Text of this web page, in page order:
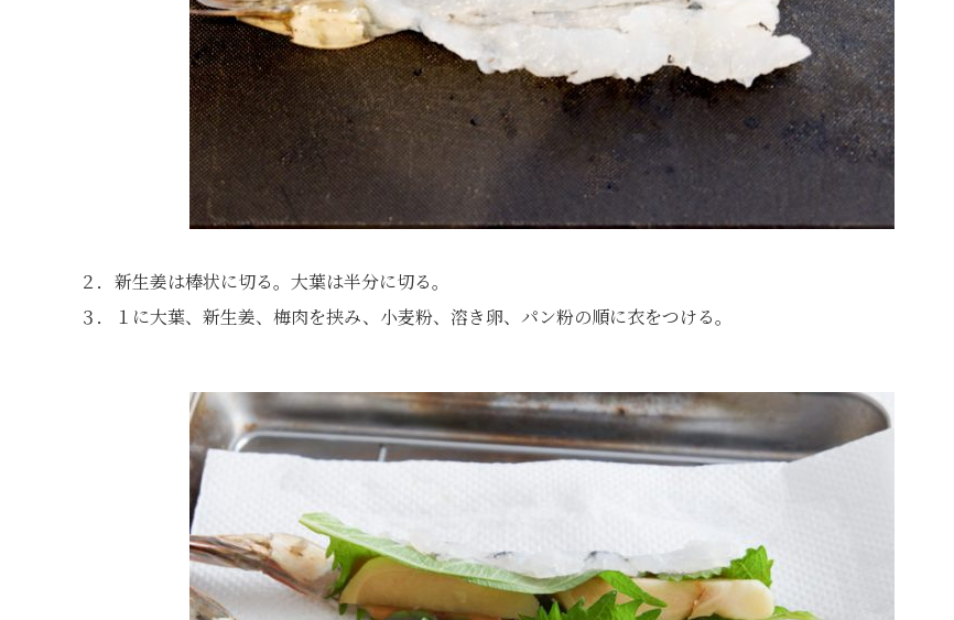
２．新生姜は棒状に切る。大葉は半分に切る。
３．１に大葉、新生姜、梅肉を挟み、小麦粉、溶き卵、パン粉の順に衣をつける。